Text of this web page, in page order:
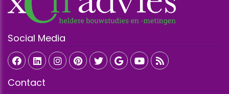
Social Media
Contact